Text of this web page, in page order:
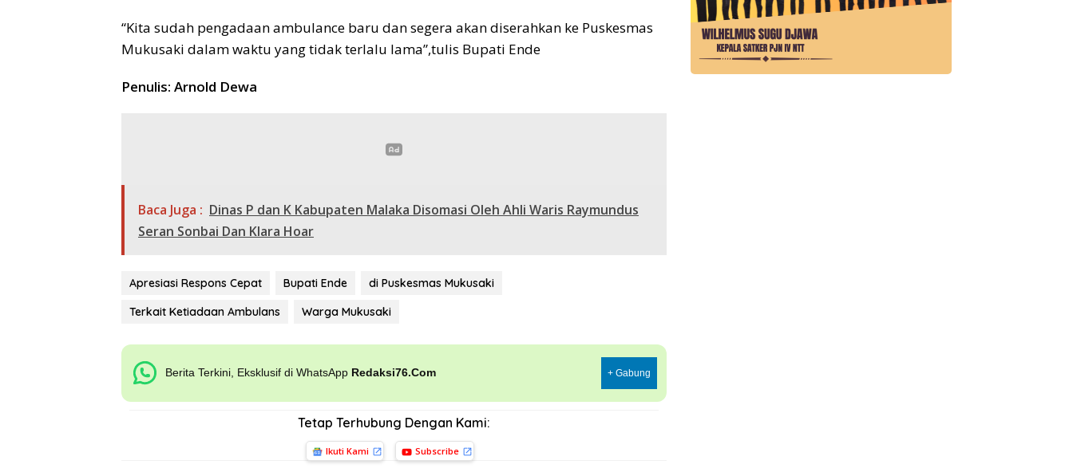
“Kita sudah pengadaan ambulance baru dan segera akan diserahkan ke Puskesmas
Mukusaki dalam waktu yang tidak terlalu lama”,tulis Bupati Ende
Penulis: Arnold Dewa
Baca Juga : Dinas P dan K Kabupaten Malaka Disomasi Oleh Ahli Waris Raymundus
Seran Sonbai Dan Klara Hoar
Apresiasi Respons Cepat Bupati Ende
di Puskesmas Mukusaki
Terkait Ketiadaan Ambulans
Warga Mukusaki
Berita Terkini, Eksklusif di WhatsApp Redaksi76.Com + Gabung
Tetap Terhubung Dengan Kami:
Ikuti Kami Subscribe